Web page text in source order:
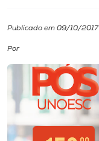
Diplomados
Cultura
CPA
Biblioteca
Publicado em 09/10/2017
Por